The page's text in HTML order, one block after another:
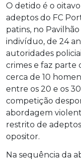
O detido é o
adeptos do FC
patins, no Pavilhão
indivíduo, de 24
autoridades
crimes e faz
cerca de 10
entre os 20 e os
competição
abordagem
restrito de
opositor.
Na sequência da